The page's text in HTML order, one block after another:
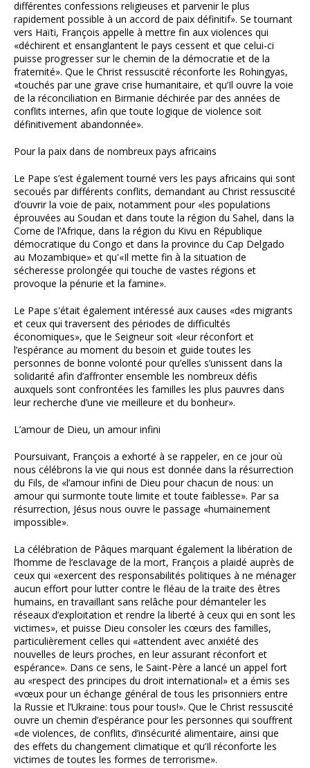
différentes confessions religieuses et parvenir le plus
rapidement possible à un accord de paix définitif». Se tournant
vers Haïti, François appelle à mettre fin aux violences qui
«déchirent et ensanglantent le pays cessent et que celui-ci
puisse progresser sur le chemin de la démocratie et de la
fraternité». Que le Christ ressuscité réconforte les Rohingyas,
«touchés par une grave crise humanitaire, et qu’Il ouvre la voie
de la réconciliation en Birmanie déchirée par des années de
conflits internes, afin que toute logique de violence soit
définitivement abandonnée».
Pour la paix dans de nombreux pays africains
Le Pape s’est également tourné vers les pays africains qui sont
secoués par différents conflits, demandant au Christ ressuscité
d’ouvrir la voie de paix, notamment pour «les populations
éprouvées au Soudan et dans toute la région du Sahel, dans la
Corne de l’Afrique, dans la région du Kivu en République
démocratique du Congo et dans la province du Cap Delgado
au Mozambique» et qu'«Il mette fin à la situation de
sécheresse prolongée qui touche de vastes régions et
provoque la pénurie et la famine».
Le Pape s'était également intéressé aux causes «des migrants
et ceux qui traversent des périodes de difficultés
économiques», que le Seigneur soit «leur réconfort et
l’espérance au moment du besoin et guide toutes les
personnes de bonne volonté pour qu’elles s’unissent dans la
solidarité afin d’affronter ensemble les nombreux défis
auxquels sont confrontées les familles les plus pauvres dans
leur recherche d’une vie meilleure et du bonheur».
L’amour de Dieu, un amour infini
Poursuivant, François a exhorté à se rappeler, en ce jour où
nous célébrons la vie qui nous est donnée dans la résurrection
du Fils, de «l’amour infini de Dieu pour chacun de nous: un
amour qui surmonte toute limite et toute faiblesse». Par sa
résurrection, Jésus nous ouvre le passage «humainement
impossible».
La célébration de Pâques marquant également la libération de
l’homme de l’esclavage de la mort, François a plaidé auprès de
ceux qui «exercent des responsabilités politiques à ne ménager
aucun effort pour lutter contre le fléau de la traite des êtres
humains, en travaillant sans relâche pour démanteler les
réseaux d’exploitation et rendre la liberté à ceux qui en sont les
victimes», et puisse Dieu consoler les cœurs des familles,
particulièrement celles qui «attendent avec anxiété des
nouvelles de leurs proches, en leur assurant réconfort et
espérance». Dans ce sens, le Saint-Père a lancé un appel fort
au «respect des principes du droit international» et a émis ses
«vœux pour un échange général de tous les prisonniers entre
la Russie et l’Ukraine: tous pour tous!». Que le Christ ressuscité
ouvre un chemin d’espérance pour les personnes qui souffrent
«de violences, de conflits, d’insécurité alimentaire, ainsi que
des effets du changement climatique et qu’Il réconforte les
victimes de toutes les formes de terrorisme».